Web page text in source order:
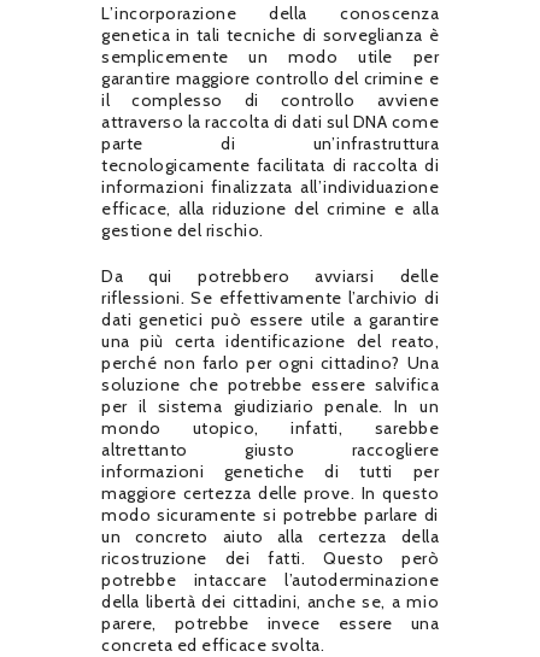
L’incorporazione della conoscenza
genetica in tali tecniche di sorveglianza è
semplicemente un modo utile per
garantire maggiore controllo del crimine e
il complesso di controllo avviene
attraverso la raccolta di dati sul DNA come
parte di un’infrastruttura
tecnologicamente facilitata di raccolta di
informazioni finalizzata all’individuazione
efficace, alla riduzione del crimine e alla
gestione del rischio.
Da qui potrebbero avviarsi delle
riflessioni. Se effettivamente l’archivio di
dati genetici può essere utile a garantire
una più certa identificazione del reato,
perché non farlo per ogni cittadino? Una
soluzione che potrebbe essere salvifica
per il sistema giudiziario penale. In un
mondo utopico, infatti, sarebbe
altrettanto giusto raccogliere
informazioni genetiche di tutti per
maggiore certezza delle prove. In questo
modo sicuramente si potrebbe parlare di
un concreto aiuto alla certezza della
ricostruzione dei fatti. Questo però
potrebbe intaccare l’autoderminazione
della libertà dei cittadini, anche se, a mio
parere, potrebbe invece essere una
concreta ed efficace svolta.